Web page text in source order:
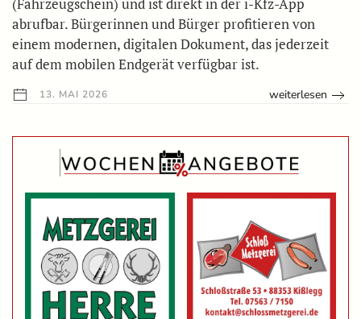
(Fahrzeugschein) und ist direkt in der i-Kfz-App
abrufbar. Bürgerinnen und Bürger profitieren von
einem modernen, digitalen Dokument, das jederzeit
auf dem mobilen Endgerät verfügbar ist.
13. MAI 2026 weiterlesen